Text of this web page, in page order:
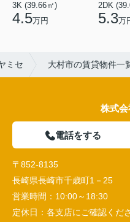
3K (39.66㎡)
4.5万円
2DK
5.3万
ミセ 大村市の賃貸物件一
株式
電話をする
〒852-8135
長崎県長崎市千歳町1－25
営業時間： 10:00～18:30
定休日： 各支店にご確認くだ